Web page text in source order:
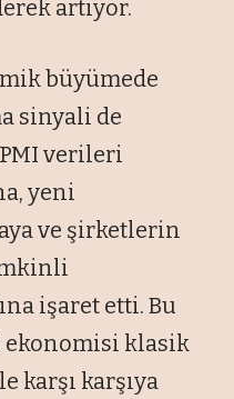
artıyor.
büyümede
sinyali de
verileri
yeni
ve şirketlerin
işaret etti. Bu
ekonomisi klasik
karşı karşıya